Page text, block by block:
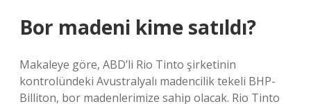
Bor madeni kime satıldı?
Makaleye göre, ABD’li Rio Tinto şirketinin
kontrolündeki Avustralyalı madencilik tekeli BHP-
Billiton, bor madenlerimize sahip olacak. Rio Tinto